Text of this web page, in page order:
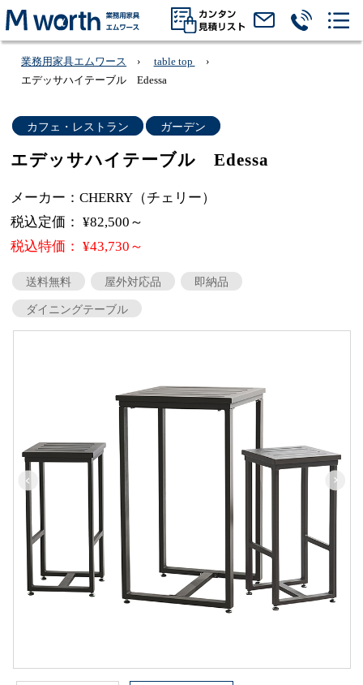
業務用家具エムワース
table top
エデッサハイテーブル Edessa
カフェ・レストラン ガーデン
エデッサハイテーブル Edessa
メーカー：CHERRY（チェリー）
税込定価： ¥82,500～
税込特価： ¥43,730～
送料無料 屋外対応品
即納品
ダイニングテーブル